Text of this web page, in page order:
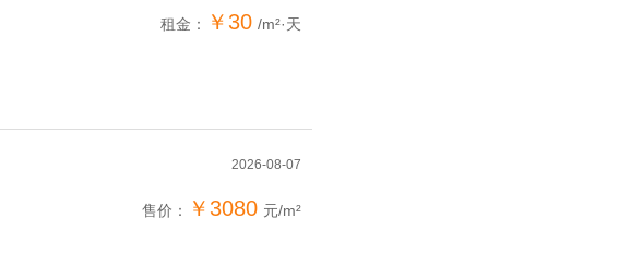
租金： ￥30 /m²·天
2026-08-07
售价： ￥3080 元/m²